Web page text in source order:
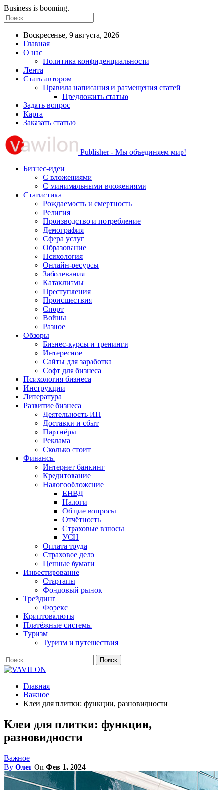
Business is booming.
Воскресенье, 9 августа, 2026
Главная
О нас
Политика конфиденциальности
Лента
Стать автором
Правила написания и размещения статей
Предложить статью
Задать вопрос
Карта
Заказать статью
Publisher - Мы объединяем мир!
Бизнес-идеи
С вложениями
С минимальными вложениями
Статистика
Рождаемость и смертность
Религия
Производство и потребление
Демография
Сфера услуг
Образование
Психология
Онлайн-ресурсы
Заболевания
Катаклизмы
Преступления
Происшествия
Спорт
Войны
Разное
Обзоры
Бизнес-курсы и тренинги
Интересное
Сайты для заработка
Софт для бизнеса
Психология бизнеса
Инструкции
Литература
Развитие бизнеса
Деятельность ИП
Доставки и сбыт
Партнёры
Реклама
Сколько стоит
Финансы
Интернет банкинг
Кредитование
Налогообложение
ЕНВД
Налоги
Общие вопросы
Отчётность
Страховые взносы
УСН
Оплата труда
Страховое дело
Ценные бумаги
Инвестирование
Стартапы
Фондовый рынок
Трейдинг
Форекс
Криптовалюты
Платёжные системы
Туризм
Туризм и путешествия
Главная
Важное
Клеи для плитки: функции, разновидности
Клеи для плитки: функции,
разновидности
Важное
By Олег On Фев 1, 2024